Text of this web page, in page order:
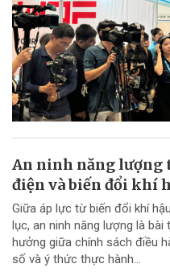
An ninh năng lượng
điện và biến đổi khí
Giữa áp lực từ biến đổi khí
lục, an ninh năng lượng là
hưởng giữa chính sách điều
số và ý thức thực hành...